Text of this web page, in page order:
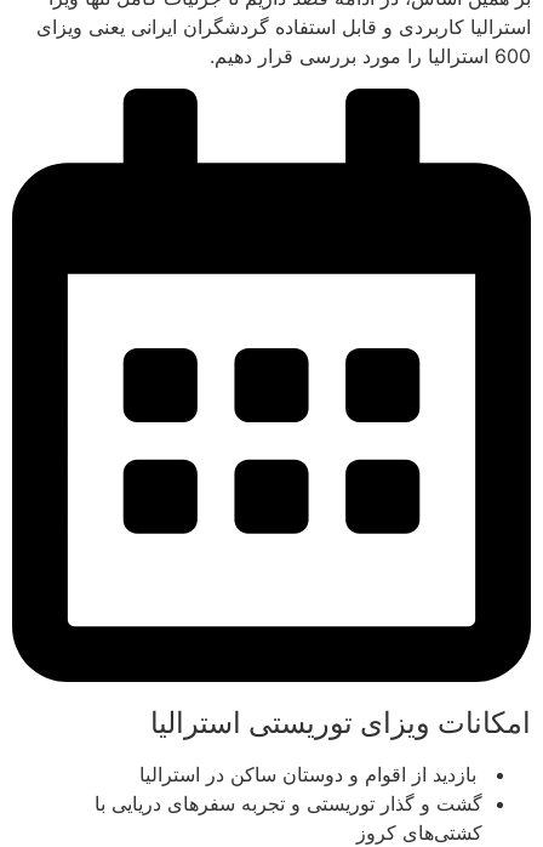
استرالیا کاربردی و قابل استفاده گردشگران ایرانی یعنی ویزای
600 استرالیا را مورد بررسی قرار دهیم.
امکانات ویزای توریستی استرالیا
بازدید از اقوام و دوستان ساکن در استرالیا
گشت و گذار توریستی و تجربه سفرهای دریایی با
کشتی‌های کروز